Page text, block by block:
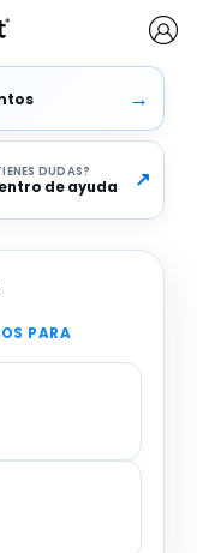
→
DUDAS
de ayuda ↗
PARA